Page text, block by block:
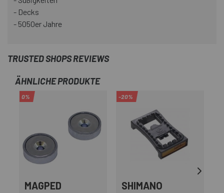
- Decks
- 5050er Jahre
TRUSTED SHOPS REVIEWS
ÄHNLICHE PRODUKTE
0%
MAGPED
-20%
SHIMANO